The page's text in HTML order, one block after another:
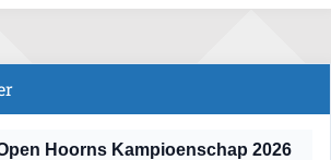
Hoorns Kampioenschap 2026